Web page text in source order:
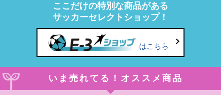
ここだけの特別な商品がある
サッカーセレクトショップ！
はこちら
いま売れてる！オススメ商品